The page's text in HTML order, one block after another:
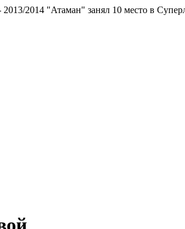
2014 "Атаман" занял 10 место в Суперлиге.